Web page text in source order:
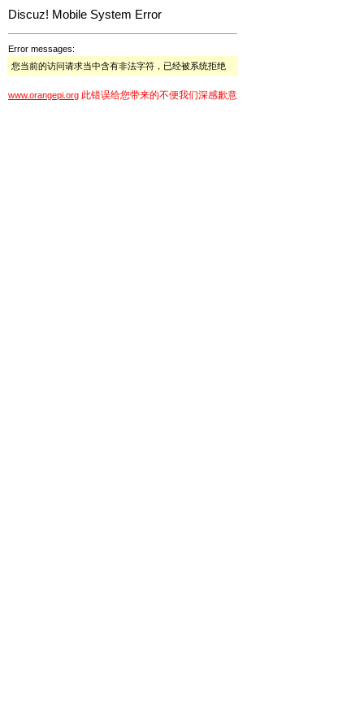
Discuz! Mobile System Error
Error messages:
您当前的访问请求当中含有非法字符，已经被系统拒绝
www.orangepi.org 此错误给您带来的不便我们深感歉意